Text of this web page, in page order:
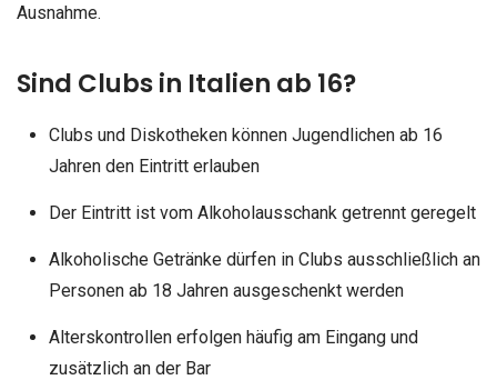
Ausnahme.
Sind Clubs in Italien ab 16?
Clubs und Diskotheken können Jugendlichen ab 16
Jahren den Eintritt erlauben
Der Eintritt ist vom Alkoholausschank getrennt geregelt
Alkoholische Getränke dürfen in Clubs ausschließlich an
Personen ab 18 Jahren ausgeschenkt werden
Alterskontrollen erfolgen häufig am Eingang und
zusätzlich an der Bar